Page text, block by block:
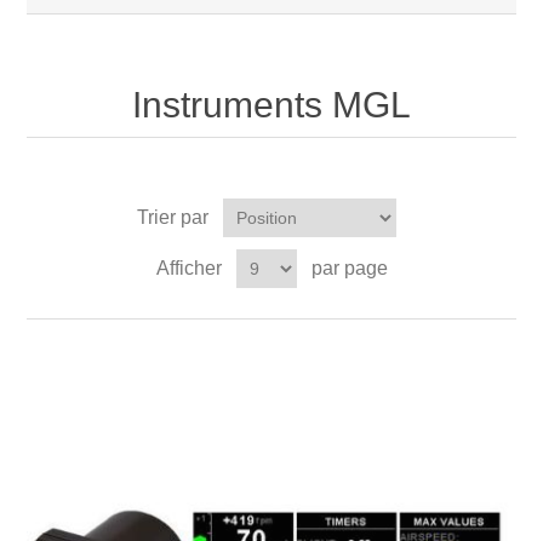
Instruments MGL
Trier par
Afficher par page